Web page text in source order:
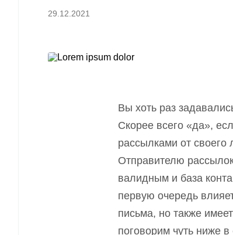
29.12.2021
Вы хоть раз
Скорее всего «да»,
рассылками от своего
Отправителю
валидным и база
первую очередь
письма, но также
поговорим чуть ниже в